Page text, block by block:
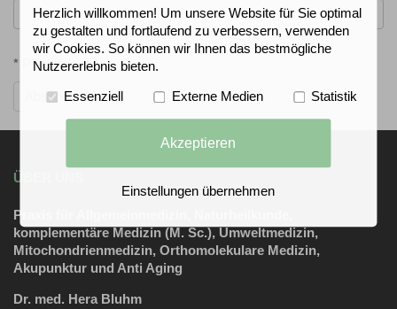
* Pflichtfelder
Absenden
ÜBER UNS
Praxis für Allgemeinmedizin, Naturheilkunde,
komplementäre Medizin (M. Sc.), Umweltmedizin,
Mitochondrienmedizin, Orthomolekulare Medizin,
Akupunktur und Anti Aging
Dr. med. Hera Bluhm
Herzlich willkommen! Um unsere Website für Sie optimal
zu gestalten und fortlaufend zu verbessern, verwenden
wir Cookies. So können wir Ihnen das bestmögliche
Nutzererlebnis bieten.
Essenziell Externe Medien Statistik
Akzeptieren
Einstellungen übernehmen